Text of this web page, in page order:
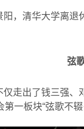
，清华大学离
弦
走出了钱三强
一板块“弦歌不